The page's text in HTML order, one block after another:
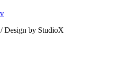
Design by StudioX